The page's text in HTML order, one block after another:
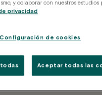
decimostodo
es TODO
de cada detalle
Cocina
Estanterías y
Sábanas y
y colaborar con nuestros estudios
privacidad
Configuración de cookies
Aceptar todas las